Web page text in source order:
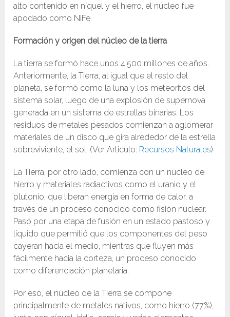
alto contenido en níquel y el hierro, el núcleo fue
apodado como NiFe.
Formación y origen del núcleo de la tierra
La tierra se formó hace unos 4.500 millones de años.
Anteriormente, la Tierra, al igual que el resto del
planeta, se formó como la luna y los meteoritos del
sistema solar, luego de una explosión de supernova
generada en un sistema de estrellas binarias. Los
residuos de metales pesados ​​comienzan a aglomerar
materiales de un disco que gira alrededor de la estrella
sobreviviente, el sol. (Ver Articulo: Recursos Naturales)
La Tierra, por otro lado, comienza con un núcleo de
hierro y materiales radiactivos como el uranio y el
plutonio, que liberan energía en forma de calor, a
través de un proceso conocido como fisión nuclear.
Pasó por una etapa de fusión en un estado pastoso y
líquido que permitió que los componentes del peso
cayeran hacia el medio, mientras que fluyen más
fácilmente hacia la corteza, un proceso conocido
como diferenciación planetaria.
Por eso, el núcleo de la Tierra se compone
principalmente de metales nativos, como hierro (77%),